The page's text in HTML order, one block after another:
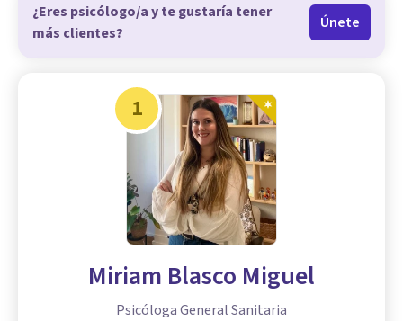
¿Eres psicólogo/a y te gustaría tener
más clientes?
Únete
1
Miriam Blasco Miguel
Psicóloga General Sanitaria